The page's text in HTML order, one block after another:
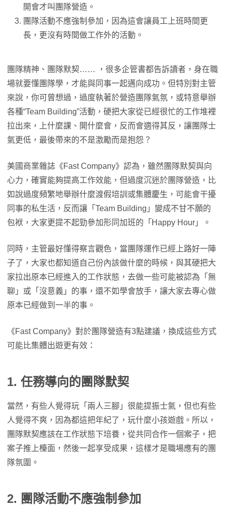
開會才叫團隊營造。
團隊活動不應強制參加，因為這會讓員工上班時間更
長，更沒有時間做工作外的活動。
團隊精神、團隊默契…… ，很多企管書都告訴讀者，身在職
場就要懂團隊學，才能與同事一起邁向成功。但特別對主管
來說，你可曾想過，過度執著於營造團隊氣氛，或特意舉辦
各種“Team Building”活動，硬把大家從已經很忙的工作堆裡
拉出來，上什麼課、開什麼會，反而會適得其反，讓團隊士
氣更低，最後帶來的不是激勵而是抱怨？
美國商業雜誌《Fast Company》認為，雖然團隊默契與向
心力，確實能夠提高工作效能，但過度沉迷於團隊營造，比
如說過度頻繁地舉辦什麼渡假培訓或集體慶生，可能會干擾
同事的私生活，反而讓「Team Building」變成不甘不願的
包袱，大家更提不起勁參加形同加班的「Happy Hour」。
同時，主管最好懂得察言觀色，當團隊運作已經上路好一陣
子了，大家也都知道自己份內該做什麼的時候，與其硬把大
家拉出原本已經進入的工作狀態，去做一些可能被認為「無
聊」或「沒意義」的事，還不如學會放手，讓大家去專心做
原本已經做到一半的事。
《Fast Company》對於團隊營造有3點建議，換成這些方式
可能比集體出遊更有效：
1. 任務導向的團隊默契
當然，有些人覺得玩「兩人三腳」很能提振士氣，但也有些
人覺得不爽，因為都這把年紀了，玩什麼小孩遊戲。所以，
團隊默契應該在工作狀態下培養，從共同合作一個案子，把
案子推上檯面，然後一起享受成果，這樣才是職場應有的團
隊氛圍。
2. 團隊活動不應強制參加